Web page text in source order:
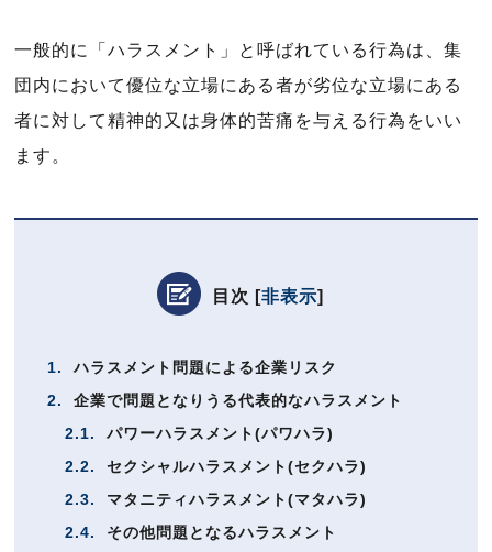
一般的に「ハラスメント」と呼ばれている行為は、集
団内において優位な立場にある者が劣位な立場にある
者に対して精神的又は身体的苦痛を与える行為をいい
ます。
目次 [非表示]
1.
ハラスメント問題による企業リスク
2.
企業で問題となりうる代表的なハラスメント
2.1.
パワーハラスメント(パワハラ)
2.2.
セクシャルハラスメント(セクハラ)
2.3.
マタニティハラスメント(マタハラ)
2.4.
その他問題となるハラスメント